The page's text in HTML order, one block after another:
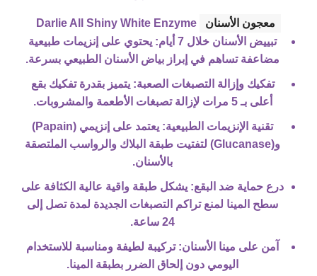
معجون الأسنان
Darlie All Shiny White Enzyme
تبييض الأسنان خلال 7 أيام
: يحتوي على إنزيمات طبيعية
مضاعفة تساهم في إبراز بياض الأسنان الطبيعي بسرعة.
تفكيك وإزالة التصبغات الصعبة: يتميز بقدرة تفكيك بقع
أعلى بـ 5 مرات لإزالة تصبغات الأطعمة والمشروبات.
تقنية الإنزيمات الطبيعية
: يعتمد على إنزيمي (Papain)
و(Glucanase) لتفتيت طبقة البلاك والرواسب الملتصقة
بالأسنان.
درع حماية ضد البقع: يشكل طبقة واقية عالية الكثافة على
سطح المينا لمنع تراكم التصبغات الجديدة لمدة تصل إلى
24 ساعة.
آمن على مينا الأسنان: تركيبة لطيفة ومناسبة للاستخدام
اليومي دون إلحاق الضرر بطبقة المينا.